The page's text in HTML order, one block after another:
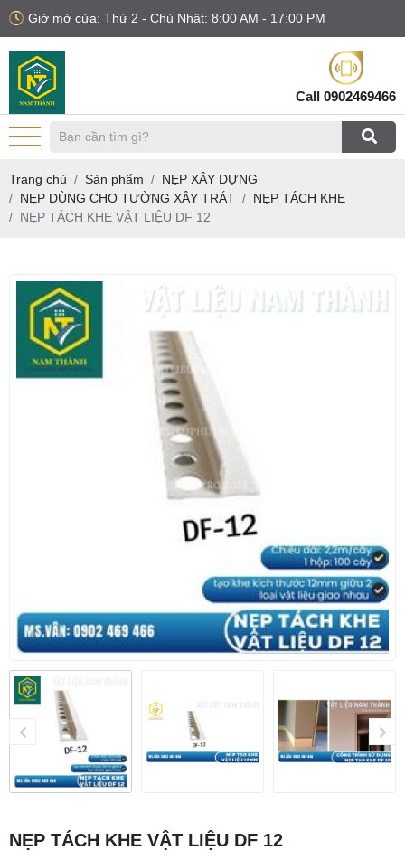
Giờ mở cửa: Thứ 2 - Chủ Nhật: 8:00 AM - 17:00 PM
Call 0902469466
Trang chủ Sản phẩm
NẸP XÂY DỰNG
NẸP DÙNG CHO TƯỜNG XÂY TRÁT
NẸP TÁCH KHE
NẸP TÁCH KHE VẬT LIỆU DF 12
NẸP TÁCH KHE VẬT LIỆU DF 12